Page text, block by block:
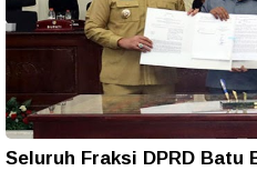
Seluruh Fraksi DPRD Batu